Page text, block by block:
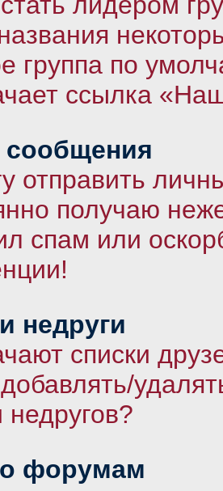
группа по
ссылка
отправить
получаю
спам или
недруги
списки
недругов?
форумам